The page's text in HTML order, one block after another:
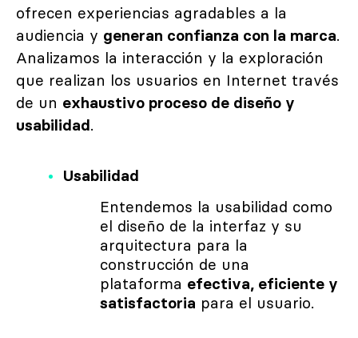
ofrecen experiencias agradables a la
audiencia y generan confianza con la marca.
Analizamos la interacción y la exploración
que realizan los usuarios en Internet través
de un exhaustivo proceso de diseño y
usabilidad .
Usabilidad
Entendemos la usabilidad como
el diseño de la interfaz y su
arquitectura para la
construcción de una
plataforma efectiva, eficiente y
satisfactoria para el usuario.